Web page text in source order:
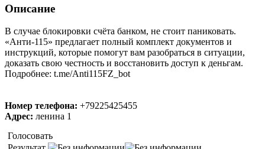
Описание
В случае блокировки счёта банком, не стоит паниковать.
«Анти-115» предлагает полный комплект документов и
инструкций, которые помогут вам разобраться в ситуации,
доказать свою честность и восстановить доступ к деньгам.
Подробнее: t.me/Anti115FZ_bot
Номер телефона: +79225425455
Адрес: ленина 1
Голосовать